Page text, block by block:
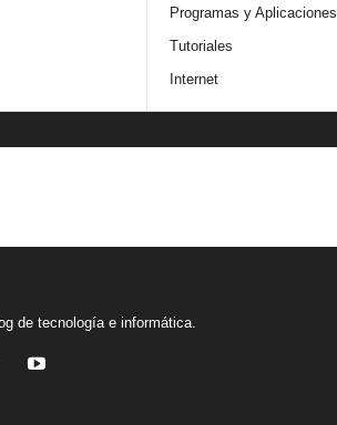
Programas y Aplicaciones
Tutoriales
Internet
de tecnología e informática.